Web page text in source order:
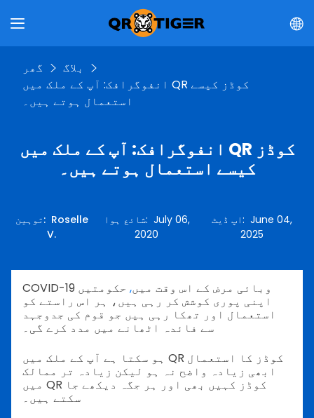
گھر
بلاگ
انفوگرافک: آپ کے ملک میں QR کوڈز کیسے
استعمال ہوتے ہیں۔
انفوگرافک: آپ کے ملک میں QR کوڈز
کیسے استعمال ہوتے ہیں۔
توہین: Roselle
V.
شائع ہوا: July 06,
2020
اپ ڈیٹ: June 04,
2025
COVID-19 وبائی مرض کے اس وقت میں, حکومتیں
اپنی پوری کوشش کر رہی ہیں، ہر اس راستے کو
استعمال اور تھکا رہی ہیں جو قوم کی جدوجہد
ہو سکتا ہے آپ کے ملک میں QR کوڈز کا استعمال
ابھی زیادہ واضح نہ ہو لیکن زیادہ تر ممالک
میں QR کوڈز کہیں بھی اور ہر جگہ دیکھے جا